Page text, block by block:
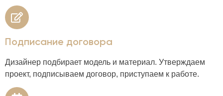
Подписание договора
Дизайнер подбирает модель и материал. Утверждаем
проект, подписываем договор, приступаем к работе.